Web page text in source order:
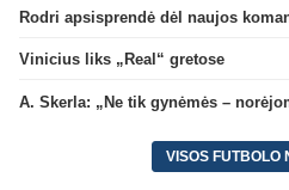
Rodri apsisprendė dėl naujos
Vinicius liks „Real“ gretose
A. Skerla: „Ne tik gynėmės –
VISOS FUTBOLO